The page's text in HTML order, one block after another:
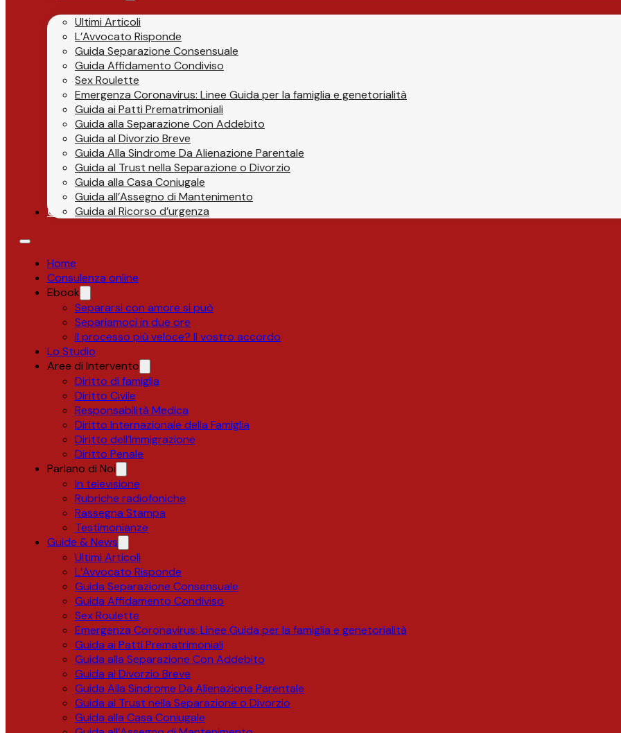
Ultimi Articoli
L’Avvocato Risponde
Guida Separazione Consensuale
Guida Affidamento Condiviso
Sex Roulette
Emergenza Coronavirus: Linee Guida per la famiglia e genetorialità
Guida ai Patti Prematrimoniali
Guida alla Separazione Con Addebito
Guida al Divorzio Breve
Guida Alla Sindrome Da Alienazione Parentale
Guida al Trust nella Separazione o Divorzio
Guida alla Casa Coniugale
Guida all’Assegno di Mantenimento
Guida al Ricorso d’urgenza
Contatti
Home
Consulenza online
Ebook
Separarsi con amore si può
Separiamoci in due ore
Il processo più veloce? Il vostro accordo
Lo Studio
Aree di Intervento
Diritto di famiglia
Diritto Civile
Responsabilità Medica
Diritto Internazionale della Famiglia
Diritto dell’Immigrazione
Diritto Penale
Parlano di Noi
In televisione
Rubriche radiofoniche
Rassegna Stampa
Testimonianze
Guide & News
Ultimi Articoli
L’Avvocato Risponde
Guida Separazione Consensuale
Guida Affidamento Condiviso
Sex Roulette
Emergenza Coronavirus: Linee Guida per la famiglia e genetorialità
Guida ai Patti Prematrimoniali
Guida alla Separazione Con Addebito
Guida al Divorzio Breve
Guida Alla Sindrome Da Alienazione Parentale
Guida al Trust nella Separazione o Divorzio
Guida alla Casa Coniugale